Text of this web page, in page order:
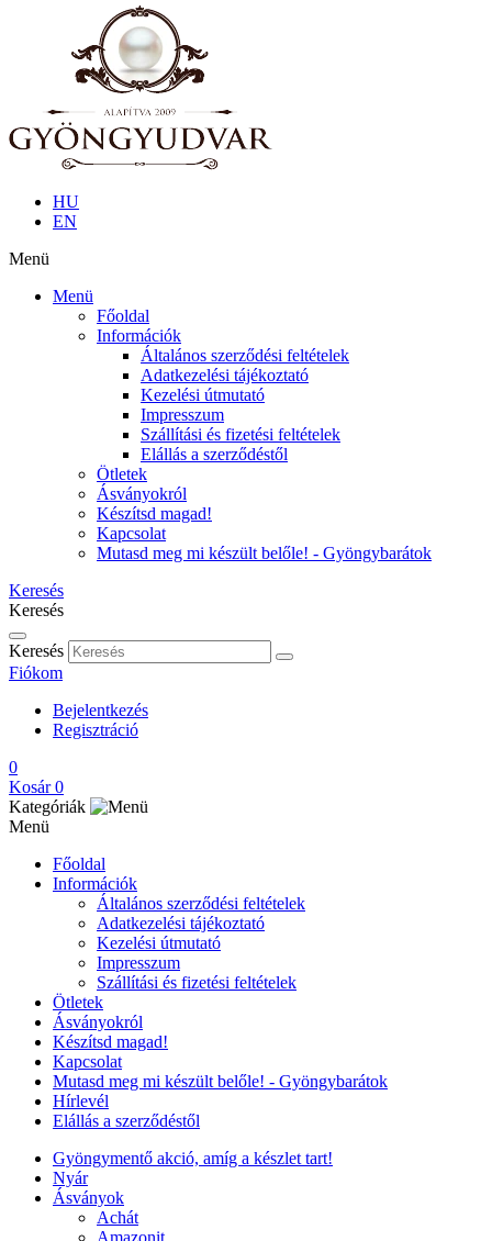
HU
EN
Menü
Menü
Főoldal
Információk
Általános szerződési feltételek
Adatkezelési tájékoztató
Kezelési útmutató
Impresszum
Szállítási és fizetési feltételek
Elállás a szerződéstől
Ötletek
Ásványokról
Készítsd magad!
Kapcsolat
Mutasd meg mi készült belőle! - Gyöngybarátok
Keresés
Keresés
Keresés
Fiókom
Bejelentkezés
Regisztráció
0
Kosár 0
Kategóriák
Menü
Főoldal
Információk
Általános szerződési feltételek
Adatkezelési tájékoztató
Kezelési útmutató
Impresszum
Szállítási és fizetési feltételek
Ötletek
Ásványokról
Készítsd magad!
Kapcsolat
Mutasd meg mi készült belőle! - Gyöngybarátok
Hírlevél
Elállás a szerződéstől
Gyöngymentő akció, amíg a készlet tart!
Nyár
Ásványok
Achát